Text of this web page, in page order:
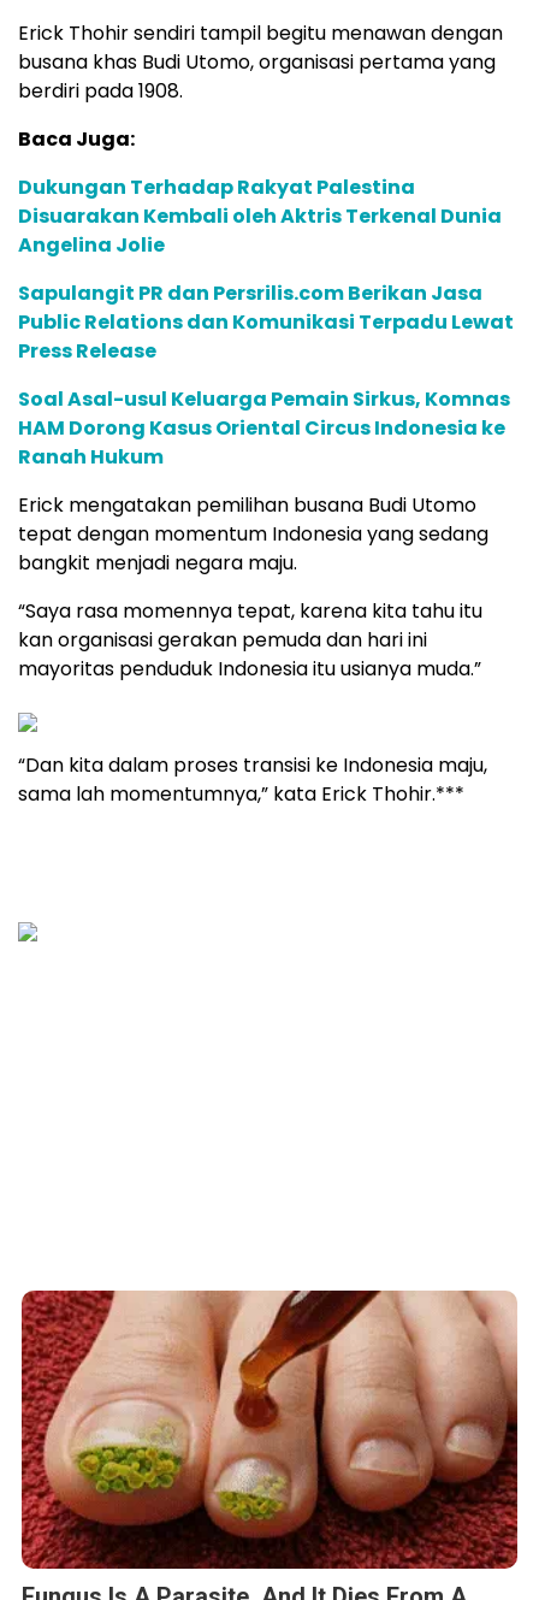
Erick Thohir sendiri tampil begitu menawan dengan
busana khas Budi Utomo, organisasi pertama yang
berdiri pada 1908.
Baca Juga:
Dukungan Terhadap Rakyat Palestina
Disuarakan Kembali oleh Aktris Terkenal Dunia
Angelina Jolie
Sapulangit PR dan Persrilis.com Berikan Jasa
Public Relations dan Komunikasi Terpadu Lewat
Press Release
Soal Asal-usul Keluarga Pemain Sirkus, Komnas
HAM Dorong Kasus Oriental Circus Indonesia ke
Ranah Hukum
Erick mengatakan pemilihan busana Budi Utomo
tepat dengan momentum Indonesia yang sedang
bangkit menjadi negara maju.
“Saya rasa momennya tepat, karena kita tahu itu
kan organisasi gerakan pemuda dan hari ini
mayoritas penduduk Indonesia itu usianya muda.”
“Dan kita dalam proses transisi ke Indonesia maju,
sama lah momentumnya,” kata Erick Thohir.***
Fungus Is A Parasite, And It Dies From A
Drop Of Plain...